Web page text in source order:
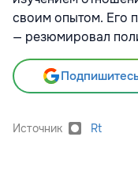
своим опытом. Его
— резюмировал
Источник Rt